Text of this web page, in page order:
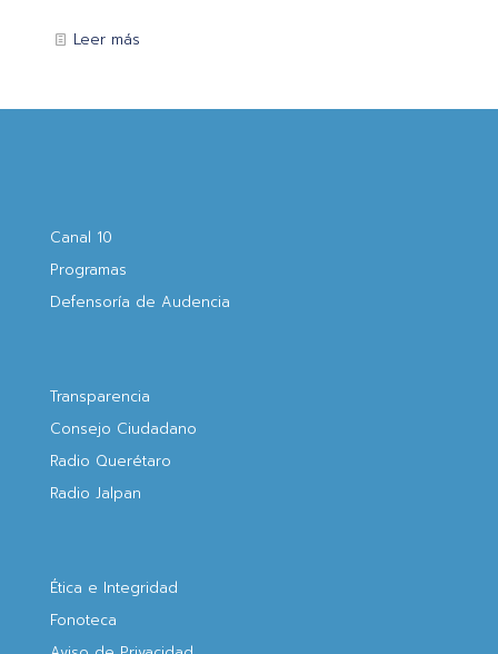
Leer más
Canal 10
Programas
Defensoría de Audencia
Transparencia
Consejo Ciudadano
Radio Querétaro
Radio Jalpan
Ética e Integridad
Fonoteca